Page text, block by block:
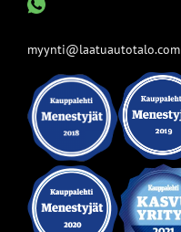
myynti@laatuautotalo.com